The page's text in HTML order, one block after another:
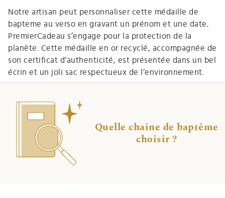
Notre artisan peut personnaliser cette médaille de
bapteme au verso en gravant un prénom et une date.
PremierCadeau s’engage pour la protection de la
planète. Cette médaille en or recyclé, accompagnée de
son certificat d’authenticité, est présentée dans un bel
écrin et un joli sac respectueux de l’environnement.
Quelle chaine de baptême
choisir ?